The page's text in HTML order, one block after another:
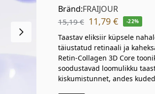
Bränd:FRAIJOUR
15,19€ 11,79 € -22%
Taastav eliksiir küpsele
täiustatud retinaali ja
Retin-Collagen 3D Core
soodustavad loomulikku
kiskumistunnet, andes